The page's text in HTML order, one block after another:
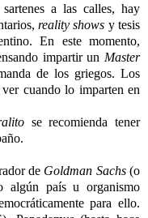
a las calles, hay
reality shows y tesis
En este momento,
impartir un Master
de los griegos. Los
cuando lo imparten en
se recomienda tener
de Goldman Sachs(o
algún país u organismo
para ello.